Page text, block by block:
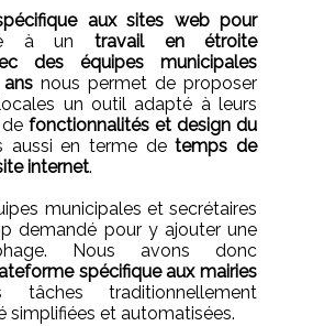
aux sites web pour
à un travail en étroite
des équipes municipales
nous permet de proposer
un outil adapté à leurs
fonctionnalités et design du
aussi en terme detemps de
internet.
municipales et secrétaires
demandé pour y ajouter une
Nous avons donc
spécifique aux mairies
traditionnellement
simplifiées et automatisées.